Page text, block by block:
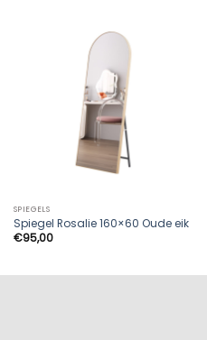
SPIEGELS
Spiegel Rosalie 160×60 Oude eik
€95,00